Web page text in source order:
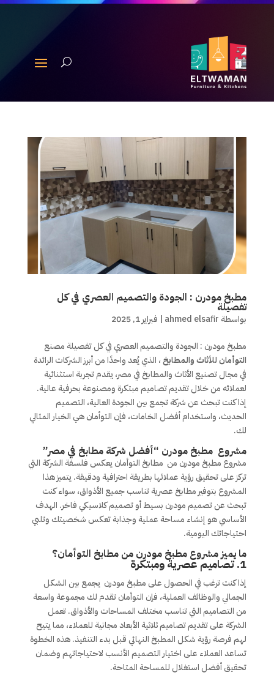
مطبخ مودرن : الجودة والتصميم العصري في كل
تفصيلة
بواسطة ahmed elsafir
| فبراير 1, 2025
مطبخ مودرن : الجودة والتصميم العصري في كل تفصيلة مصنع
التوأمان للأثاث والمطابخ، الذي يُعد واحدًا من أبرز الشركات الرائدة
في مجال تصنيع الأثاث والمطابخ في مصر، يقدم تجربة استثنائية
لعملائه من خلال تقديم تصاميم مبتكرة ومصنوعة بحرفية عالية.
إذا كنت تبحث عن شركة تجمع بين الجودة العالية، التصميم
الحديث، واستخدام أفضل الخامات، فإن التوأمان هي الخيار المثالي
لك.
مشروع مطبخ مودرن “أفضل شركة مطابخ في مصر”
مشروع مطبخ مودرن من مطابخ التوأمان يعكس فلسفة الشركة التي
تركز على تحقيق رؤية عملائها بطريقة احترافية ودقيقة. يتميز هذا
المشروع بتوفير مطابخ عصرية تناسب جميع الأذواق، سواء كنت
تبحث عن تصميم مودرن بسيط أو تصميم كلاسيكي فاخر. الهدف
الأساسي هو إنشاء مساحة عملية وجذابة تعكس شخصيتك وتلبي
احتياجاتك اليومية.
ما يميز مشروع مطبخ مودرن من مطابخ التوأمان؟
1. تصاميم عصرية ومبتكرة
إذا كنت ترغب في الحصول على مطبخ مودرن يجمع بين الشكل
الجمالي والوظائف العملية، فإن التوأمان تقدم لك مجموعة واسعة
من التصاميم التي تناسب مختلف المساحات والأذواق. تعمل
الشركة على تقديم تصاميم ثلاثية الأبعاد مجانية للعملاء، مما يتيح
لهم فرصة رؤية شكل المطبخ النهائي قبل بدء التنفيذ. هذه الخطوة
تساعد العملاء على اختيار التصميم الأنسب لاحتياجاتهم وضمان
تحقيق أفضل استغلال للمساحة المتاحة.